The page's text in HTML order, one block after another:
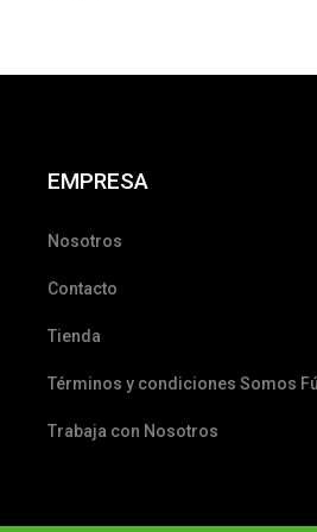
EMPRESA
Nosotros
Contacto
Tienda
Términos y condiciones Somos
Trabaja con Nosotros